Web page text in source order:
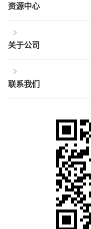
资源中心
关于公司
联系我们